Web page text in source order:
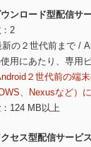
ンロード型配信サ
2
の２世代前まで /
用にあたり、専用
２世代前の端
、Nexusなど）
124 MB以上
セス型配信サービ